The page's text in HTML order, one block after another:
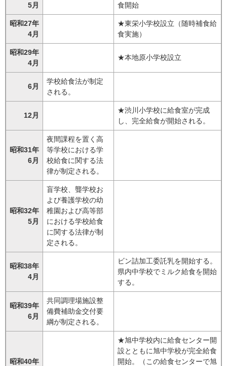
5月
食開始
昭和27年
4月
★東栄小学校設立（随時補食給
食実施）
昭和29年
4月
★本地原小学校設立
6月
学校給食法が制定
される。
12月
★渋川小学校に給食室が完成
し、完全給食が開始される。
昭和31年
6月
夜間課程を置く高
等学校における学
校給食に関する法
律が制定される。
昭和32年
5月
盲学校、聾学校お
よび養護学校の幼
稚園および高等部
における学校給食
に関する法律が制
定される。
昭和38年
4月
ビン詰加工委託乳を開始する。
県内中学校でミルク給食を開始
する。
昭和39年
6月
共同調理場施設整
備費補助金交付要
綱が制定される。
昭和40年
★旭中学校内に給食センター開
設とともに旭中学校が完全給食
開始。（この給食センターで旭